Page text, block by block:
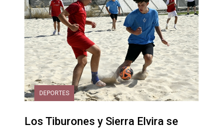
DEPORTES
Los Tiburones y Sierra Elvira se